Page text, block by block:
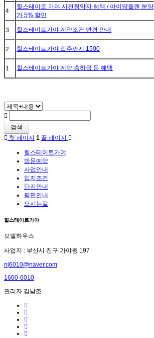
4
힐스테이트 가야 사전청약자 혜택 / 아이맘플랜 분양
가 5% 할인
3 힐스테이트가야 계약조건 변경 안내
2 힐스테이트가야 입주까지 1500
1 힐스테이트가야 계약 축하금 등 혜택
검색
첫 페이지 1 끝 페이지
힐스테이트가야
방문예약
사업안내
입지조건
단지안내
평면안내
오시는길
힐스테이트가야
모델하우스
사업지 : 부산시 진구 가야동 197
nj6010@naver.com
1600-6010
관리자 김남조